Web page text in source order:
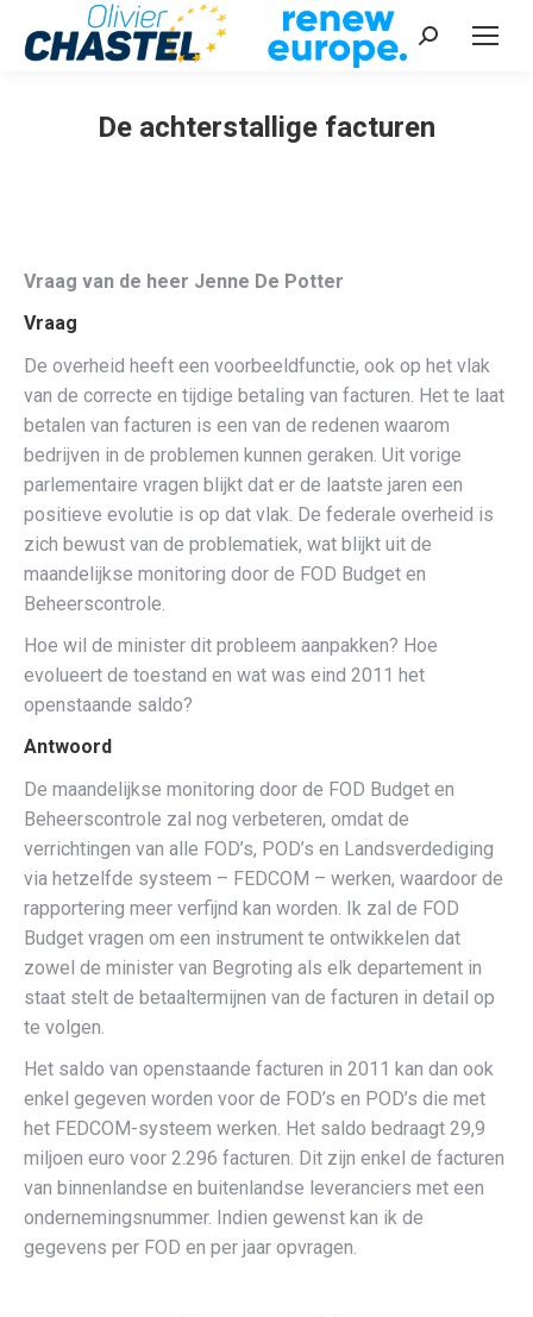
Recherche
De achterstallige facturen
Vraag van de heer Jenne De Potter
Vraag
De overheid heeft een voorbeeldfunctie, ook op het vlak
van de correcte en tijdige betaling van facturen. Het te laat
betalen van facturen is een van de redenen waarom
bedrijven in de problemen kunnen geraken. Uit vorige
parlementaire vragen blijkt dat er de laatste jaren een
positieve evolutie is op dat vlak. De federale overheid is
zich bewust van de problematiek, wat blijkt uit de
maandelijkse monitoring door de FOD Budget en
Beheerscontrole.
Hoe wil de minister dit probleem aanpakken? Hoe
evolueert de toestand en wat was eind 2011 het
openstaande saldo?
Antwoord
De maandelijkse monitoring door de FOD Budget en
Beheerscontrole zal nog verbeteren, omdat de
verrichtingen van alle FOD’s, POD’s en Landsverdediging
via hetzelfde systeem – FEDCOM – werken, waardoor de
rapportering meer verfijnd kan worden. Ik zal de FOD
Budget vragen om een instrument te ontwikkelen dat
zowel de minister van Begroting als elk departement in
staat stelt de betaaltermijnen van de facturen in detail op
te volgen.
Het saldo van openstaande facturen in 2011 kan dan ook
enkel gegeven worden voor de FOD’s en POD’s die met
het FEDCOM-systeem werken. Het saldo bedraagt 29,9
miljoen euro voor 2.296 facturen. Dit zijn enkel de facturen
van binnenlandse en buitenlandse leveranciers met een
ondernemingsnummer. Indien gewenst kan ik de
gegevens per FOD en per jaar opvragen.